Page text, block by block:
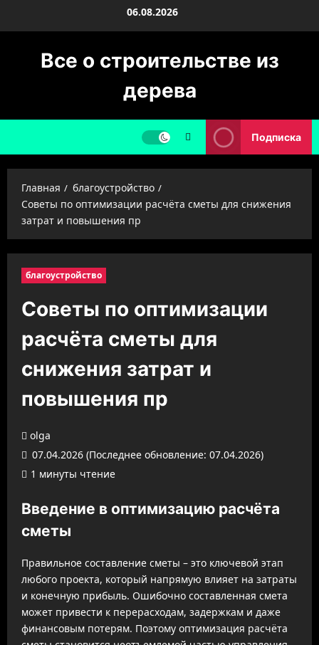
06.08.2026
Все о строительстве из
дерева
Подписка
Главная
благоустройство
Советы по оптимизации расчёта сметы для снижения
затрат и повышения пр
благоустройство
Советы по оптимизации
расчёта сметы для
снижения затрат и
повышения пр
olga
07.04.2026 (Последнее обновление: 07.04.2026)
1 минуты чтение
Введение в оптимизацию расчёта
сметы
Правильное составление сметы – это ключевой этап
любого проекта, который напрямую влияет на затраты
и конечную прибыль. Ошибочно составленная смета
может привести к перерасходам, задержкам и даже
финансовым потерям. Поэтому оптимизация расчёта